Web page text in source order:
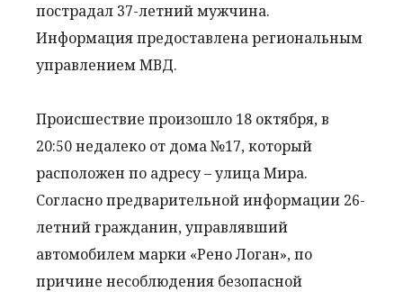
пострадал 37-летний мужчина.
Информация предоставлена региональным
управлением МВД.
Происшествие произошло 18 октября, в
20:50 недалеко от дома №17, который
расположен по адресу – улица Мира.
Согласно предварительной информации 26-
летний гражданин, управлявший
автомобилем марки «Рено Логан», по
причине несоблюдения безопасной